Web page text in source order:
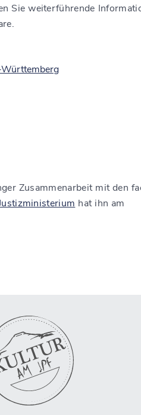
Sie weiterführende
Zusammenarbeit mit den
hat ihn am